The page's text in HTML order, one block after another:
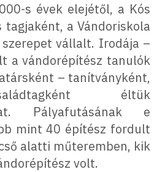
s évek elejétől, a Kós
tagjaként, a Vándoriskola
vállalt. Irodája –
a vándorépítész tanulók
– tanítványként,
éltük
Pályafutásának e
mint 40 építész fordult
alatti műteremben, kik
volt.